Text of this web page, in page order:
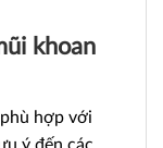
khoan
phù hợp với